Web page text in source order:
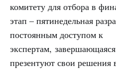
комитету для отбора в
этап – пятинедельная
постоянным доступом к
экспертам,
презентуют свои